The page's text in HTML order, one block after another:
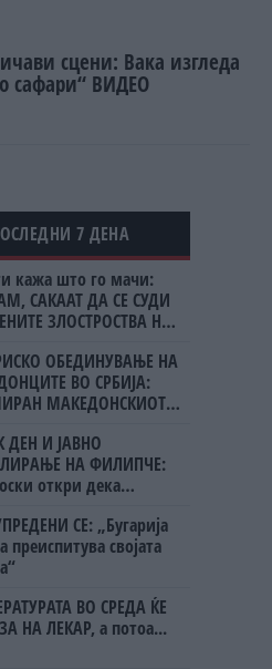
сцени: Вака изгледа
сафари“ ВИДЕО
7 ДЕНА
кажа што го мачи:
САКААТ ДА СЕ СУДИ
ЗЛОСТРОСТВА НА
ОБЕДИНУВАЊЕ НА
ВО СРБИЈА:
МАКЕДОНСКИОТ
ДЕН И ЈАВНО
НА ФИЛИПЧЕ:
откри дека
освен за кешСЕ: „Бугарија
преиспитува својата
ВО СРЕДА ЌЕ
НА ЛЕКАР, а потоа...